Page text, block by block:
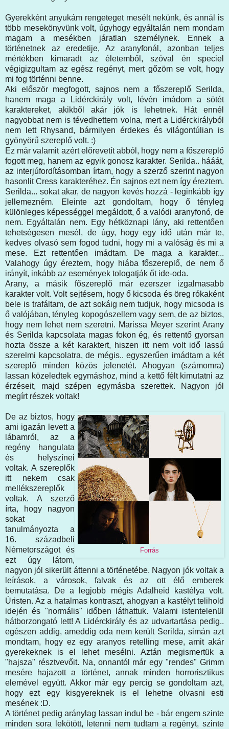
Gyerekként anyukám rengeteget mesélt nekünk, és annál is
több mesekönyvünk volt, úgyhogy egyáltalán nem mondam
magam a mesékben járatlan személynek. Ennek a
történetnek az eredetije, Az aranyfonál, azonban teljes
mértékben kimaradt az életemből, szóval én speciel
végigizgultam az egész regényt, mert gőzöm se volt, hogy
mi fog történni benne.
Aki először megfogott, sajnos nem a főszereplő Serilda,
hanem maga a Lidérckirály volt, lévén imádom a sötét
karaktereket, akikből akár jók is lehetnek. Hát ennél
nagyobbat nem is tévedhettem volna, mert a Lidérckirályból
nem lett Rhysand, bármilyen érdekes és világontúlian is
gyönyörű szereplő volt. :)
Ez már valamit azért előrevetít abból, hogy nem a főszereplő
fogott meg, hanem az egyik gonosz karakter. Serilda.. hááát,
az interjúfordításomban írtam, hogy a szerző szerint nagyon
hasonlit Cress karakteréhez. Én sajnos ezt nem így éreztem.
Serilda... sokat akar, de nagyon kevés hozzá - leginkább így
jellemezném. Eleinte azt gondoltam, hogy ő tényleg
különleges képességgel megáldott, ő a valódi aranyfonó, de
nem. Egyáltalán nem. Egy hétköznapi lány, aki rettentően
tehetségesen mesél, de úgy, hogy egy idő után már te,
kedves olvasó sem fogod tudni, hogy mi a valóság és mi a
mese. Ezt rettentően imádtam. De maga a karakter...
Valahogy úgy éreztem, hogy hiába főszereplő, de nem ő
irányít, inkább az események tologatják őt ide-oda.
Arany, a másik főszereplő már ezerszer izgalmasabb
karakter volt. Volt sejtésem, hogy ő kicsoda és öreg rókaként
bele is trafáltam, de azt sokáig nem tudjuk, hogy micsoda is
ő valójában, tényleg kopogószellem vagy sem, de az biztos,
hogy nem lehet nem szeretni. Marissa Meyer szerint Arany
és Serilda kapcsolata magas fokon ég, és rettentő gyorsan
hozta össze a két karaktert, hiszen itt nem volt idő lassú
szerelmi kapcsolatra, de mégis.. egyszerűen imádtam a két
szereplő minden közös jelenetét. Ahogyan (számomra)
lassan közeledtek egymáshoz, mind a kettő félt kimutatni az
érzéseit, majd szépen egymásba szerettek. Nagyon jól
megírt részek voltak!
Forrás
De az biztos, hogy
ami igazán levett a
lábamról, az a
regény hangulata
és helyszínei
voltak. A szereplők
itt nekem csak
mellékszereplők
voltak. A szerző
írta, hogy nagyon
sokat
tanulmányozta a
16. századbeli
Németországot és
ezt úgy látom,
nagyon jól sikerült áttenni a történetébe. Nagyon jók voltak a
leírások, a városok, falvak és az ott élő emberek
bemutatása. De a legjobb mégis Adalheid kastélya volt.
Úristen. Az a hatalmas kontraszt, ahogyan a kastélyt telihold
idején és "normális" időben láthattuk. Valami istentelenül
hátborzongató lett! A Lidérckirály és az udvartartása pedig..
egészen addig, ameddig oda nem került Serilda, simán azt
mondtam, hogy ez egy aranyos retelling mese, amit akár
gyerekeknek is el lehet mesélni. Aztán megismertük a
"hajsza" résztvevőit. Na, onnantól már egy "rendes" Grimm
mesére hajazott a történet, annak minden horrorisztikus
elemével együtt. Akkor már egy percig se gondoltam azt,
hogy ezt egy kisgyereknek is el lehetne olvasni esti
mesének :D.
A történet pedig aránylag lassan indul be - bár engem szinte
minden sora lekötött, letenni nem tudtam a regényt, szinte